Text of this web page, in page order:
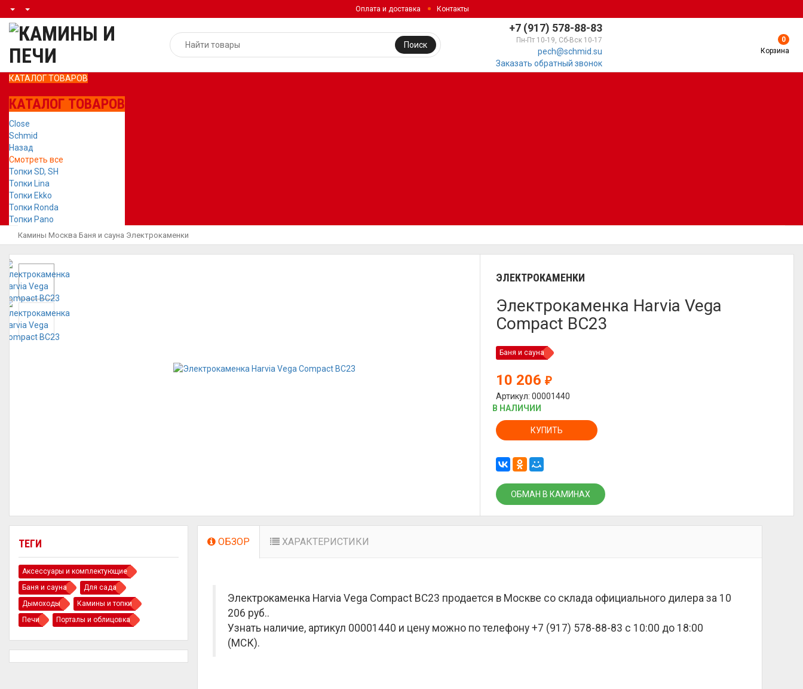
Оплата и доставка Контакты
+7 (917) 578-88-83
Пн-Пт 10-19, Сб-Вск 10-17
pech@schmid.su
Заказать обратный звонок
Поиск
0
Корзина
КАТАЛОГ ТОВАРОВ
КАТАЛОГ ТОВАРОВ
Close
Schmid
Назад
Смотреть все
Топки SD, SH
Топки Lina
Топки Ekko
Топки Ronda
Топки Pano
Камины Москва Баня и сауна Электрокаменки
ЭЛЕКТРОКАМЕНКИ
Электрокаменка Harvia Vega
Compact BC23
Баня и сауна
10 206₽
Артикул: 00001440
В НАЛИЧИИ
КУПИТЬ
ОБМАН В КАМИНАХ
ТЕГИ
Аксессуары и комплектующие
Баня и сауна
Для сада
Дымоходы
Камины и топки
Печи
Порталы и облицовка
ОБЗОР ХАРАКТЕРИСТИКИ
Электрокаменка Harvia Vega Compact BC23 продается в Москве со склада официального дилера за 10
206 руб..
Узнать наличие, артикул 00001440 и цену можно по телефону +7 (917) 578-88-83 с 10:00 до 18:00
(МСК).